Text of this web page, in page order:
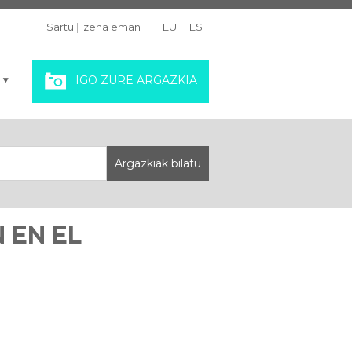
Sartu | Izena eman EU ES
IGO ZURE ARGAZKIA
EN EL